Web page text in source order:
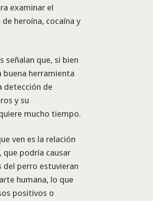
examinar el
heroína, cocaína y
señalan que, si bien
buena herramienta
detección de
y su
mucho tiempo.
ven es la relación
que podría causar
del perro estuvieran
humana, lo que
positivos o